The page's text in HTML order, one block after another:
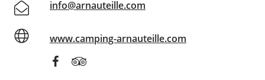
info@arnauteille.com
www.camping-arnauteille.com